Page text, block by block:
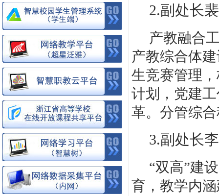
2.副处长
产教融合
产教综合体
生竞赛管理
计划，党建
革。分管综
3.副处长
“双高”建
育，教学内